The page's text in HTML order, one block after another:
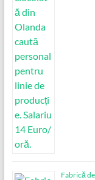
Fabrică